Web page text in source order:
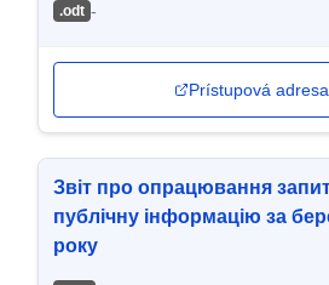
.odt -
Prístupová
Звіт про опрацювання
публічну інформацію за
року